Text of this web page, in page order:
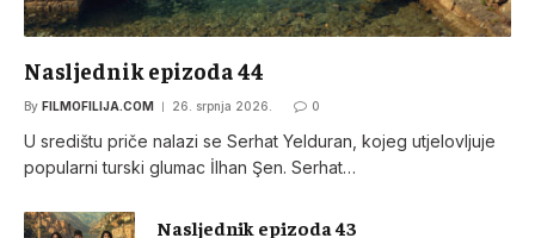
Nasljednik epizoda 44
By FILMOFILIJA.COM 26. srpnja 2026. 0
U središtu priče nalazi se Serhat Yelduran, kojeg utjelovljuje
popularni turski glumac İlhan Şen. Serhat…
Nasljednik epizoda 43